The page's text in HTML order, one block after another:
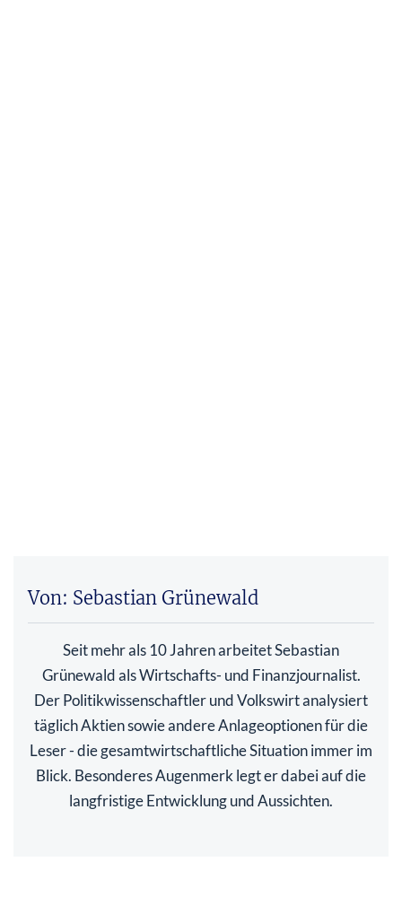
Von: Sebastian Grünewald
Seit mehr als 10 Jahren arbeitet Sebastian
Grünewald als Wirtschafts- und Finanzjournalist.
Der Politikwissenschaftler und Volkswirt analysiert
täglich Aktien sowie andere Anlageoptionen für die
Leser - die gesamtwirtschaftliche Situation immer im
Blick. Besonderes Augenmerk legt er dabei auf die
langfristige Entwicklung und Aussichten.